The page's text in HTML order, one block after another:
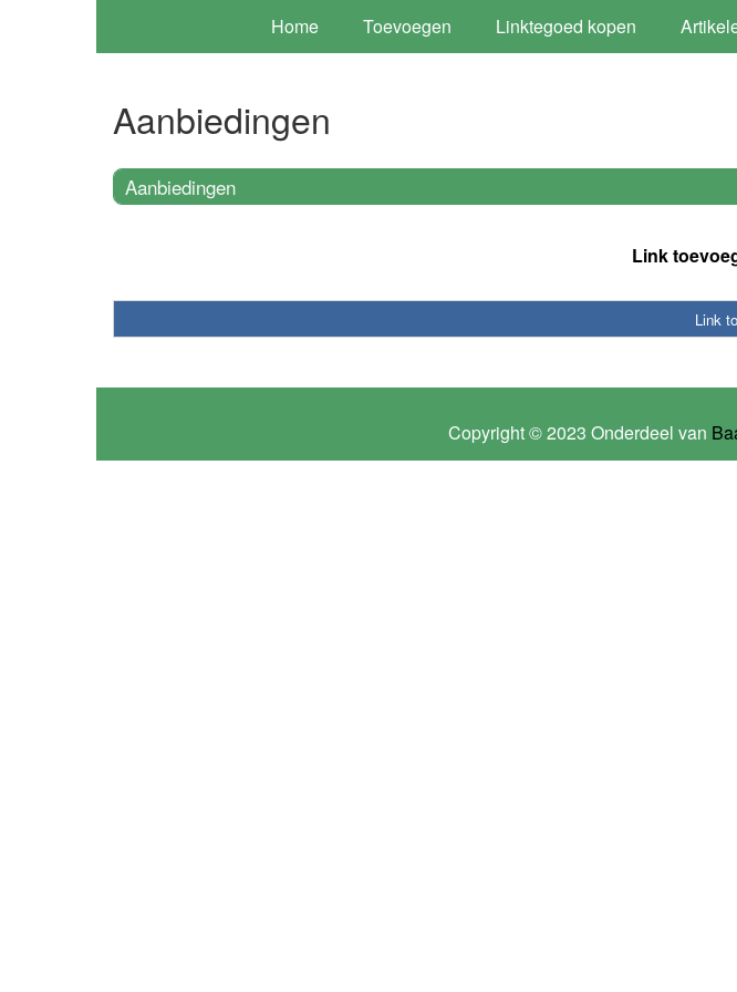
Home Toevoegen Linktegoed kopen
Aanbiedingen
Aanbiedingen
Link
Link
Copyright © 2023 Onderdeel van